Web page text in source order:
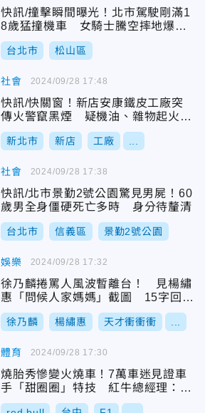
快訊/撞擊瞬間曝光！北市駕駛剛滿1
8歲猛撞機車 女騎士騰空摔地爆頭
亡
台北市 松山區
社會
快訊/快關窗！新店安康鐵皮工廠突
傳火警竄黑煙 疑機油、雜物起火釀
禍
新北市 新店 工廠
2024/09/28 17:48
社會
快訊/北市景勤2號公園驚見男屍！60
歲男全身僵硬死亡多時 身分待釐清
台北市 信義區 景勤2號公園
2024/09/28 17:38
娛樂
徐乃麟捲罵人風波暫離台！ 見楊繡
惠「問候人家媽媽」截圖 15字回應
網友
徐乃麟 楊繡惠 天才衝衝衝
2024/09/28 17:32
體育
燒胎秀慘變火燒車！7萬車迷見證車
手「甜圈圈」特技 紅牛總經理：很
正常
2024/09/28 17:30